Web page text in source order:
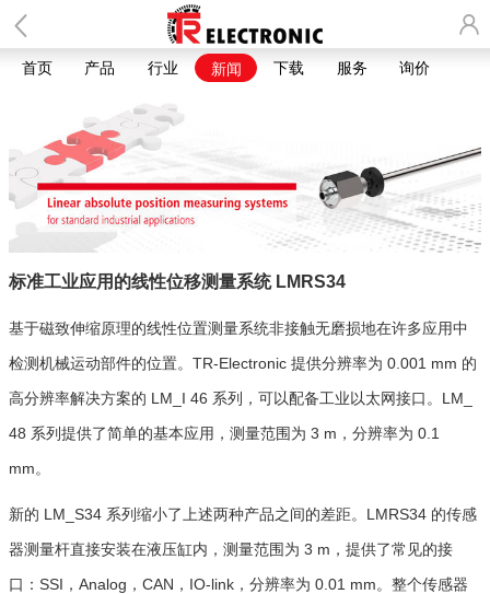
首页 产品 行业 新闻 下载 服务 询价
标准工业应用的线性位移测量系统 LMRS34
基于磁致伸缩原理的线性位置测量系统非接触无磨损地在许多应用中
检测机械运动部件的位置。TR-Electronic 提供分辨率为 0.001 mm 的
高分辨率解决方案的 LM_I 46 系列，可以配备工业以太网接口。LM_
48 系列提供了简单的基本应用，测量范围为 3 m，分辨率为 0.1
mm。
新的 LM_S34 系列缩小了上述两种产品之间的差距。LMRS34 的传感
器测量杆直接安装在液压缸内，测量范围为 3 m，提供了常见的接
口：SSI，Analog，CAN，IO-link，分辨率为 0.01 mm。整个传感器